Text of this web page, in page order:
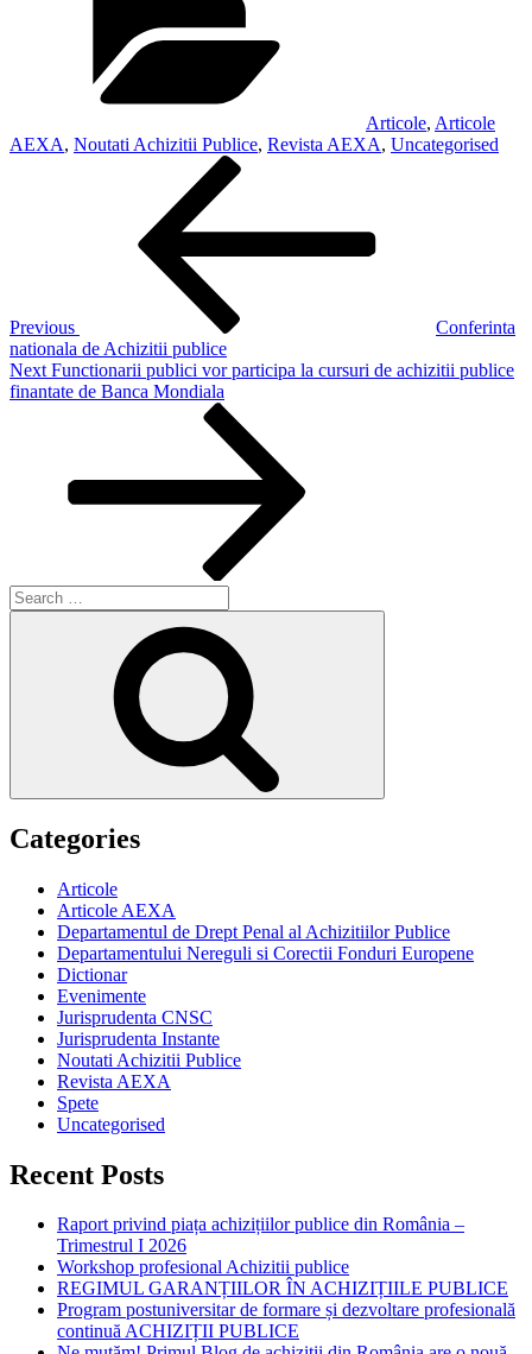
Articole, Articole
AEXA, Noutati Achizitii Publice, Revista AEXA, Uncategorised
Previous
Conferinta
nationala de Achizitii publice
Next
Post
Next Functionarii publici vor participa la cursuri de achizitii publice
finantate de Banca Mondiala
Search
for:
Categories
Articole
Articole AEXA
Departamentul de Drept Penal al Achizitiilor Publice
Departamentului Nereguli si Corectii Fonduri Europene
Dictionar
Evenimente
Jurisprudenta CNSC
Jurisprudenta Instante
Noutati Achizitii Publice
Revista AEXA
Spete
Uncategorised
Recent Posts
Raport privind piața achizițiilor publice din România –
Trimestrul I 2026
Workshop profesional Achizitii publice
REGIMUL GARANȚIILOR ÎN ACHIZIȚIILE PUBLICE
Program postuniversitar de formare și dezvoltare profesională
continuă ACHIZIȚII PUBLICE